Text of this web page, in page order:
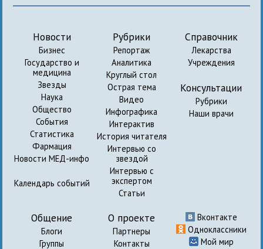
Новости
Бизнес
Государство и
медицина
Звезды
Наука
Общество
События
Статистика
Фармация
Новости МЕД-инфо
Календарь событий
Рубрики
Репортаж
Аналитика
Круглый стол
Острая тема
Видео
Инфографика
Интерактив
История читателя
Интервью со
звездой
Интервью с
экспертом
Статьи
Справочник
Лекарства
Учреждения
Консультации
Рубрики
Наши врачи
Общение
Блоги
Группы
О проекте
Партнеры
Контакты
Вконтакте
Одноклассники
Мой мир